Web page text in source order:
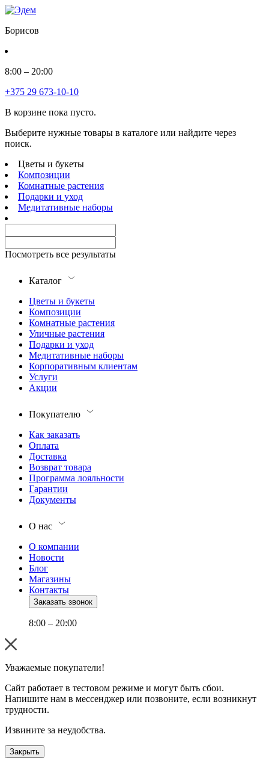
Борисов
8:00 – 20:00
+375 29 673-10-10
В корзине пока пусто.
Выберите нужные товары в каталоге или найдите через
поиск.
Цветы и букеты
Композиции
Комнатные растения
Подарки и уход
Медитативные наборы
Посмотреть все результаты
Каталог
Цветы и букеты
Композиции
Комнатные растения
Уличные растения
Подарки и уход
Медитативные наборы
Корпоративным клиентам
Услуги
Акции
Покупателю
Как заказать
Оплата
Доставка
Возврат товара
Программа лояльности
Гарантии
Документы
О нас
О компании
Новости
Блог
Магазины
Контакты
Заказать звонок
8:00 – 20:00
Уважаемые покупатели!
Сайт работает в тестовом режиме и могут быть сбои.
Напишите нам в мессенджер или позвоните, если возникнут
трудности.
Извините за неудобства.
Закрыть